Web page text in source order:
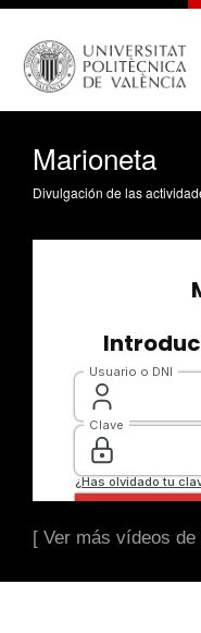
Marioneta
[ Ver más vídeos de